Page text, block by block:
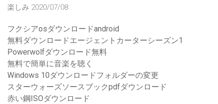
楽しみ 2020/07/08
フクシアosダウンロードandroid
無料ダウンロードエージェントカーターシーズン1
Powerwolfダウンロード無料
無料で簡単に音楽を聴く
Windows 10ダウンロードフォルダーの変更
スターウォーズソースブックpdfダウンロード
赤い鋼ISOダウンロード